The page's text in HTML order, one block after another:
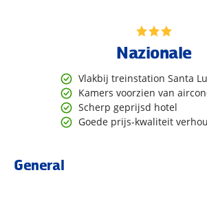
Nazionale
Vlakbij treinstation Santa
Kamers voorzien van
Scherp geprijsd hotel
Goede prijs-kwaliteit
General